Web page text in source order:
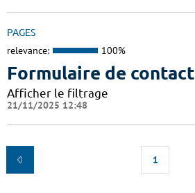
PAGES
relevance: 100%
Formulaire de contact
Afficher le filtrage
21/11/2025 12:48
1